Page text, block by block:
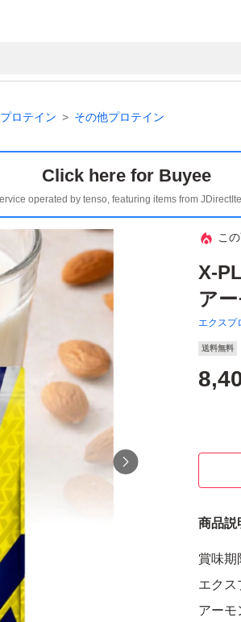
プロテイン その他プロテイン
Click here for Buyee
operated by tenso, featuring items from
こ
X-
ア
エクスプ
送料無料
商品説
賞味期
エク
アーモ